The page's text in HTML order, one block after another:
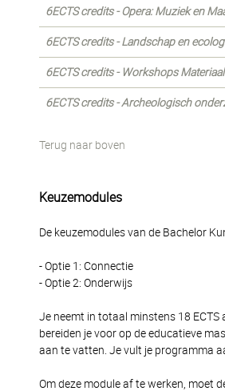
6ECTS credits - Opera: Muziek en
6ECTS credits - Landschap en
6ECTS credits - Workshops
6ECTS credits - Archeologisch
Terug naar boven
Keuzemodules
De keuzemodules van de Bachelor
- Optie 1: Connectie
- Optie 2: Onderwijs
Je neemt in totaal minstens 18 ECTS
bereiden je voor op de educatieve
aan te vatten. Je vult je programma
Om deze module af te werken, moet